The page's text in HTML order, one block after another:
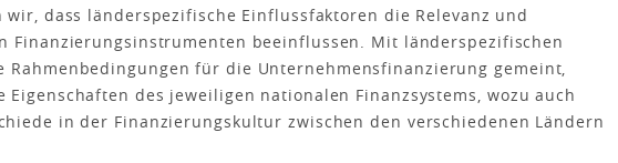
dass länderspezifische Einflussfaktoren die Relevanz und
Finanzierungsinstrumenten beeinflussen. Mit länderspezifischen
Rahmenbedingungen für die Unternehmensfinanzierung gemeint,
Eigenschaften des jeweiligen nationalen Finanzsystems, wozu auch
in der Finanzierungskultur zwischen den verschiedenen Ländern